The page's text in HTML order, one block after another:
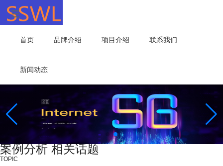
首页 品牌介绍 项目介绍 联系我们
新闻动态
案例分析 相关话题
TOPIC